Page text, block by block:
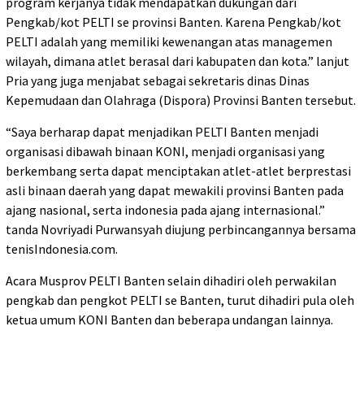
Pengkab/kot PELTI se provinsi Banten. Karena Pengkab/kot
PELTI adalah yang memiliki kewenangan atas managemen
wilayah, dimana atlet berasal dari kabupaten dan kota.” lanjut
Pria yang juga menjabat sebagai sekretaris dinas Dinas
Kepemudaan dan Olahraga (Dispora) Provinsi Banten tersebut.
“Saya berharap dapat menjadikan PELTI Banten menjadi
organisasi dibawah binaan KONI, menjadi organisasi yang
berkembang serta dapat menciptakan atlet-atlet berprestasi
asli binaan daerah yang dapat mewakili provinsi Banten pada
ajang nasional, serta indonesia pada ajang internasional.”
tanda Novriyadi Purwansyah diujung perbincangannya bersama
tenisIndonesia.com.
Acara Musprov PELTI Banten selain dihadiri oleh perwakilan
pengkab dan pengkot PELTI se Banten, turut dihadiri pula oleh
ketua umum KONI Banten dan beberapa undangan lainnya.